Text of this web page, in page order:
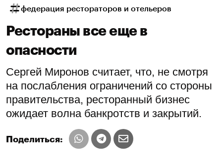
федерация рестораторов и отельеров
Рестораны все еще в
опасности
Сергей Миронов считает, что, не смотря
на послабления ограничений со стороны
правительства, ресторанный бизнес
ожидает волна банкротств и закрытий.
Поделиться: